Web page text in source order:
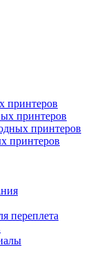
принтеров
принтеров
принтеров
принтеров
переплета